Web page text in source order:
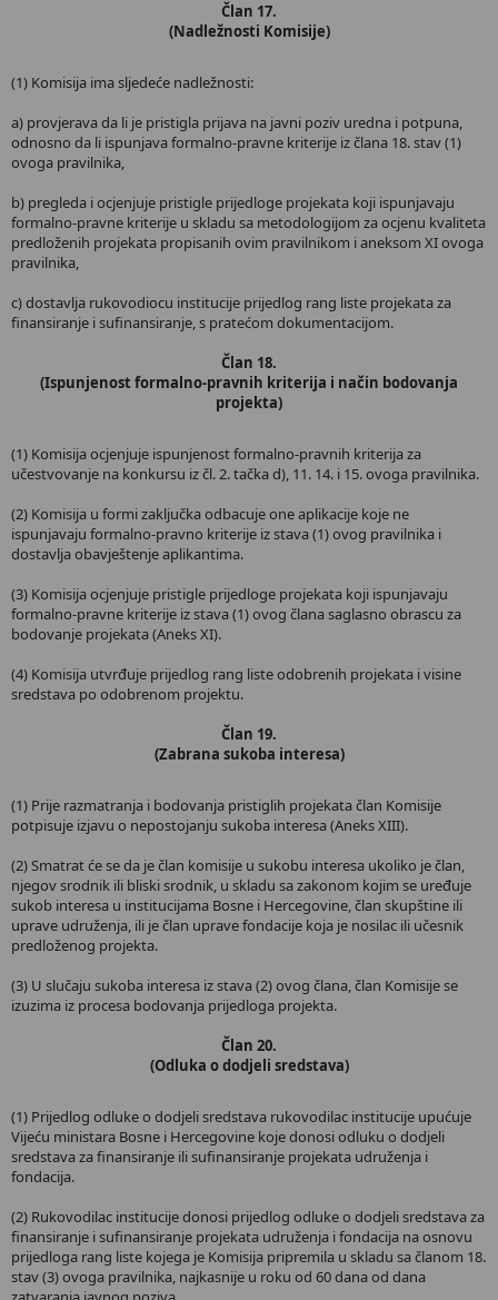
Član 17.
(Nadležnosti Komisije)
(1) Komisija ima sljedeće nadležnosti:
a) provjerava da li je pristigla prijava na javni poziv uredna i potpuna,
odnosno da li ispunjava formalno-pravne kriterije iz člana 18. stav (1)
ovoga pravilnika,
b) pregleda i ocjenjuje pristigle prijedloge projekata koji ispunjavaju
formalno-pravne kriterije u skladu sa metodologijom za ocjenu kvaliteta
predloženih projekata propisanih ovim pravilnikom i aneksom XI ovoga
pravilnika,
c) dostavlja rukovodiocu institucije prijedlog rang liste projekata za
finansiranje i sufinansiranje, s pratećom dokumentacijom.
Član 18.
(Ispunjenost formalno-pravnih kriterija i način bodovanja
projekta)
(1) Komisija ocjenjuje ispunjenost formalno-pravnih kriterija za
učestvovanje na konkursu iz čl. 2. tačka d), 11. 14. i 15. ovoga pravilnika.
(2) Komisija u formi zaključka odbacuje one aplikacije koje ne
ispunjavaju formalno-pravno kriterije iz stava (1) ovog pravilnika i
dostavlja obavještenje aplikantima.
(3) Komisija ocjenjuje pristigle prijedloge projekata koji ispunjavaju
formalno-pravne kriterije iz stava (1) ovog člana saglasno obrascu za
bodovanje projekata (Aneks XI).
(4) Komisija utvrđuje prijedlog rang liste odobrenih projekata i visine
sredstava po odobrenom projektu.
Član 19.
(Zabrana sukoba interesa)
(1) Prije razmatranja i bodovanja pristiglih projekata član Komisije
potpisuje izjavu o nepostojanju sukoba interesa (Aneks XIII).
(2) Smatrat će se da je član komisije u sukobu interesa ukoliko je član,
njegov srodnik ili bliski srodnik, u skladu sa zakonom kojim se uređuje
sukob interesa u institucijama Bosne i Hercegovine, član skupštine ili
uprave udruženja, ili je član uprave fondacije koja je nosilac ili učesnik
predloženog projekta.
(3) U slučaju sukoba interesa iz stava (2) ovog člana, član Komisije se
izuzima iz procesa bodovanja prijedloga projekta.
Član 20.
(Odluka o dodjeli sredstava)
(1) Prijedlog odluke o dodjeli sredstava rukovodilac institucije upućuje
Vijeću ministara Bosne i Hercegovine koje donosi odluku o dodjeli
sredstava za finansiranje ili sufinansiranje projekata udruženja i
fondacija.
(2) Rukovodilac institucije donosi prijedlog odluke o dodjeli sredstava za
finansiranje i sufinansiranje projekata udruženja i fondacija na osnovu
prijedloga rang liste kojega je Komisija pripremila u skladu sa članom 18.
stav (3) ovoga pravilnika, najkasnije u roku od 60 dana od dana